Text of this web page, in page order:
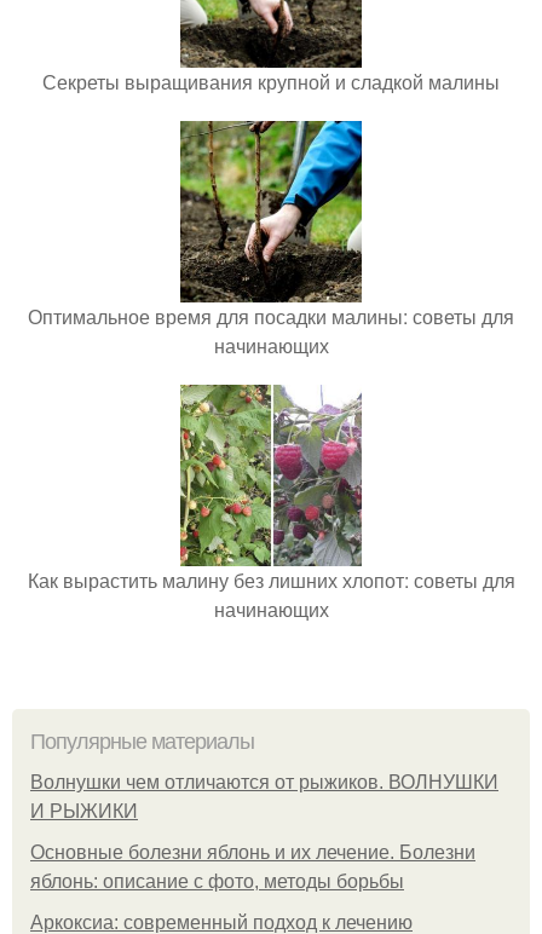
Секреты выращивания крупной и сладкой малины
Оптимальное время для посадки малины: советы для
начинающих
Как вырастить малину без лишних хлопот: советы для
начинающих
Популярные материалы
Волнушки чем отличаются от рыжиков. ВОЛНУШКИ
И РЫЖИКИ
Основные болезни яблонь и их лечение. Болезни
яблонь: описание с фото, методы борьбы
Аркоксиа: современный подход к лечению